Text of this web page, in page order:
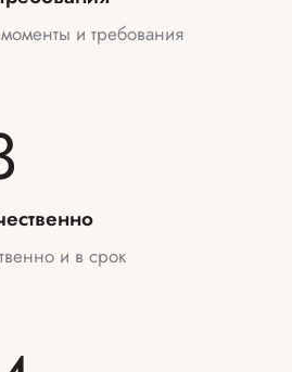
и требования
и в срок